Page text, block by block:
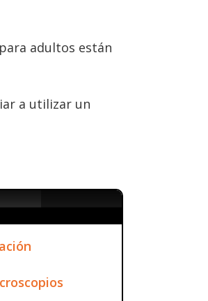
adultos están
a utilizar un